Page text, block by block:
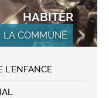
HABITER
LA COMMUNE
L'ENFANCE